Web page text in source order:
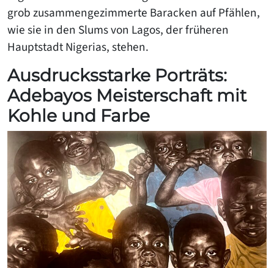
grob zusammengezimmerte Baracken auf Pfählen,
wie sie in den Slums von Lagos, der früheren
Hauptstadt Nigerias, stehen.
Ausdrucksstarke Porträts:
Adebayos Meisterschaft mit
Kohle und Farbe